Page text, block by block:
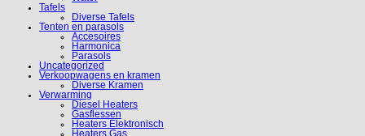
Tafels
Diverse Tafels
Tenten en parasols
Accesoires
Harmonica
Parasols
Uncategorized
Verkoopwagens en kramen
Diverse Kramen
Verwarming
Diesel Heaters
Gasflessen
Heaters Elektronisch
Heaters Gas